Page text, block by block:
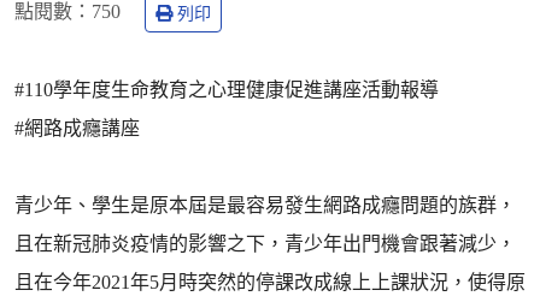
點閱數： 750 列印
#110學年度生命教育之心理健康促進講座活動報導
#網路成癮講座
青少年、學生是原本屆是最容易發生網路成癮問題的族群，
且在新冠肺炎疫情的影響之下，青少年出門機會跟著減少，
且在今年2021年5月時突然的停課改成線上上課狀況，使得原